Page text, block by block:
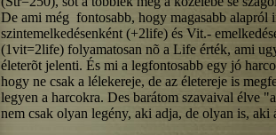
De ami még fontosabb, hogy magasabb alapról
szintemelkedésenként (+2life) és Vit.-
(1vit=2life) folyamatosan nõ a Life érték, ami
életerõt jelenti. És mi a legfontosabb egy jó
hogy ne csak a lélekereje, de az életereje is
legyen a harcokra. Des barátom szavaival élve
nem csak olyan legény, aki adja, de olyan is,